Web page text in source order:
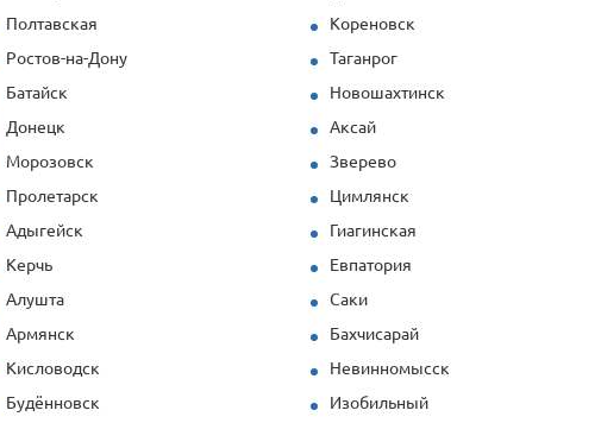
Полтавская Кореновск
Ростов-на-Дону Таганрог
Батайск Новошахтинск
Донецк Аксай
Морозовск Зверево
Пролетарск Цимлянск
Адыгейск Гиагинская
Керчь Евпатория
Алушта Саки
Армянск Бахчисарай
Кисловодск Невинномысск
Будённовск Изобильный